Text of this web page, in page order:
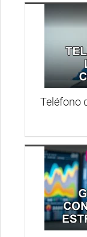
Teléfono